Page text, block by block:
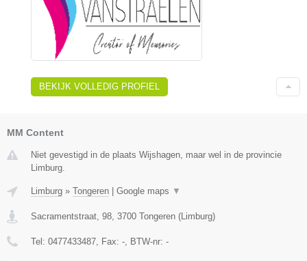
BEKIJK VOLLEDIG PROFIEL
MM Content
Niet gevestigd in de plaats Wijshagen, maar wel in de provincie
Limburg.
Limburg » Tongeren Google maps ▼
Sacramentstraat, 98, 3700 Tongeren (Limburg)
Tel: 0477433487, Fax: -, BTW-nr: -